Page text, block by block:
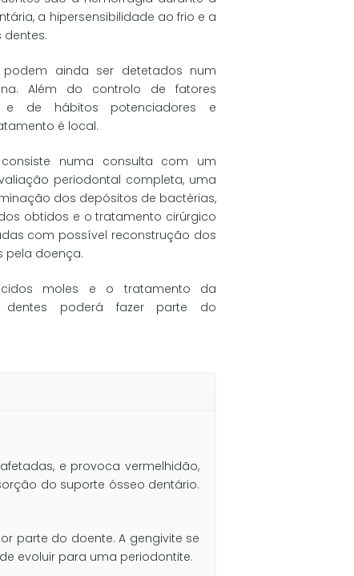
a hipersensibilidade ao frio e a
ainda ser detetados num
Além do controlo de fatores
e de hábitos potenciadores e
é local.
numa consulta com um
periodontal completa, uma
dos depósitos de bactérias,
obtidos e o tratamento cirúrgico
com possível reconstrução dos
pela doença.
moles e o tratamento da
dentes poderá fazer parte do
e provoca vermelhidão,
do suporte ósseo dentário.
parte do doente. A gengivite se
evoluir para uma periodontite.